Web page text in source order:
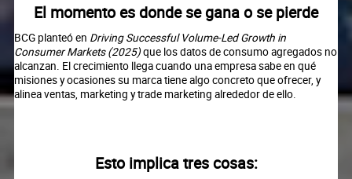
El momento es donde se gana o se pierde
BCG planteó en Driving Successful Volume-Led Growth in
Consumer Markets (2025)que los datos de consumo agregados no
alcanzan. El crecimiento llega cuando una empresa sabe en qué
misiones y ocasiones su marca tiene algo concreto que ofrecer, y
alinea ventas, marketing y trade marketing alrededor de ello.
Esto implica tres cosas: